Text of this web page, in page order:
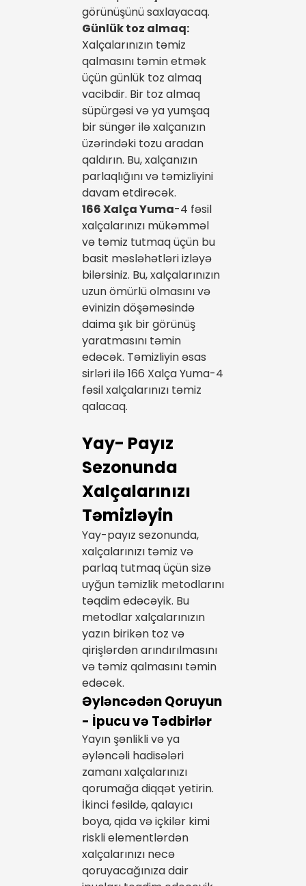
görünüşünü saxlayacaq.
Günlük toz almaq:
Xalçalarınızın təmiz
qalmasını təmin etmək
üçün günlük toz almaq
vacibdir. Bir toz almaq
süpürgəsi və ya yumşaq
bir süngər ilə xalçanızın
üzərindəki tozu aradan
qaldırın. Bu, xalçanızın
parlaqlığını və təmizliyini
davam etdirəcək.
166 Xalça Yuma-4 fəsil
xalçalarınızı mükəmməl
və təmiz tutmaq üçün bu
basit məsləhətləri izləyə
bilərsiniz. Bu, xalçalarınızın
uzun ömürlü olmasını və
evinizin döşəməsində
daima şık bir görünüş
yaratmasını təmin
edəcək. Təmizliyin əsas
sirləri ilə 166 Xalça Yuma-4
fəsil xalçalarınızı təmiz
qalacaq.
Yay- Payız
Sezonunda
Xalçalarınızı
Təmizləyin
Yay-payız sezonunda,
xalçalarınızı təmiz və
parlaq tutmaq üçün sizə
uyğun təmizlik metodlarını
təqdim edəcəyik. Bu
metodlar xalçalarınızın
yazın birikən toz və
qirişlərdən arındırılmasını
və təmiz qalmasını təmin
edəcək.
Əyləncədən Qoruyun
- İpucu və Tədbirlər
Yayın şənlikli və ya
əyləncəli hadisələri
zamanı xalçalarınızı
qorumağa diqqət yetirin.
İkinci fəsildə, qalayıcı
boya, qida və içkilər kimi
riskli elementlərdən
xalçalarınızı necə
qoruyacağınıza dair